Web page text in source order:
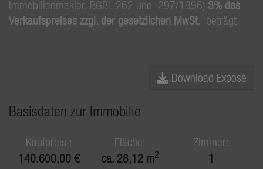
Immobilienmakler, BGBl. 262 und 297/1996) 3% des
Verkaufspreises zzgl. der gesetzlichen MwSt. beträgt.
Download Expose
Basisdaten zur Immobilie
Kaufpreis
140.600,00 €
Fläche
ca. 28,12 m2
Zimmer
1